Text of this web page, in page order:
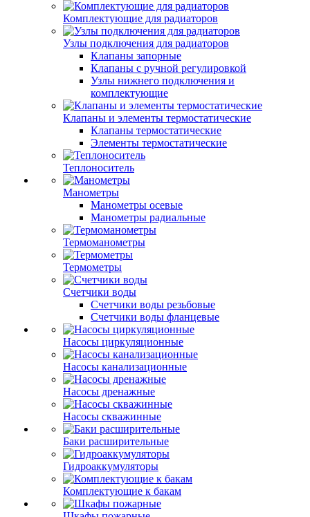
Комплектующие для радиаторов
Узлы подключения для радиаторов
Клапаны запорные
Клапаны с ручной регулировкой
Узлы нижнего подключения и
комплектующие
Клапаны и элементы термостатические
Клапаны термостатические
Элементы термостатические
Теплоноситель
Манометры
Манометры осевые
Манометры радиальные
Термоманометры
Термометры
Счетчики воды
Счетчики воды резьбовые
Счетчики воды фланцевые
Насосы циркуляционные
Насосы канализационные
Насосы дренажные
Насосы скважинные
Баки расширительные
Гидроаккумуляторы
Комплектующие к бакам